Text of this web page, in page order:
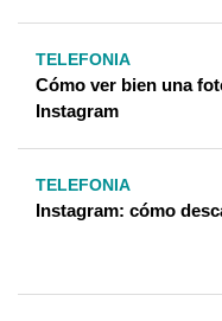
TELEFONIA
Cómo ver bien una
Instagram
TELEFONIA
Instagram: cómo